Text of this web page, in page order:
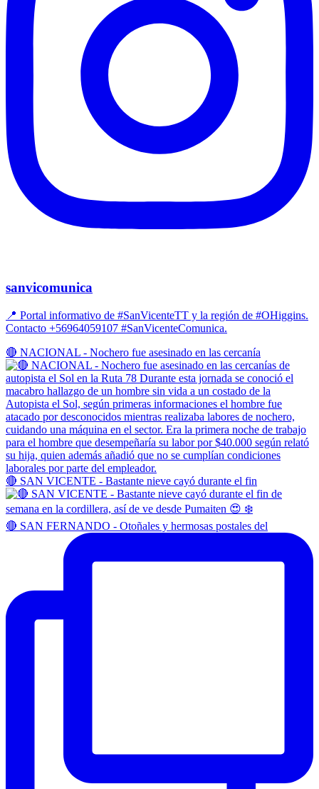
sanvicomunica
📍 Portal informativo de #SanVicenteTT y la región de #OHiggins.
Contacto +56964059107 #SanVicenteComunica.
🔴 NACIONAL - Nochero fue asesinado en las cercanía
🔴 SAN VICENTE - Bastante nieve cayó durante el fin
🔴 SAN FERNANDO - Otoñales y hermosas postales del